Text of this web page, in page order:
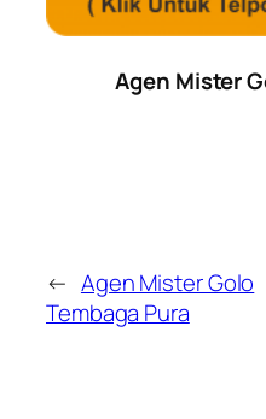
Agen Mister
← Agen Mister Golo
Tembaga Pura